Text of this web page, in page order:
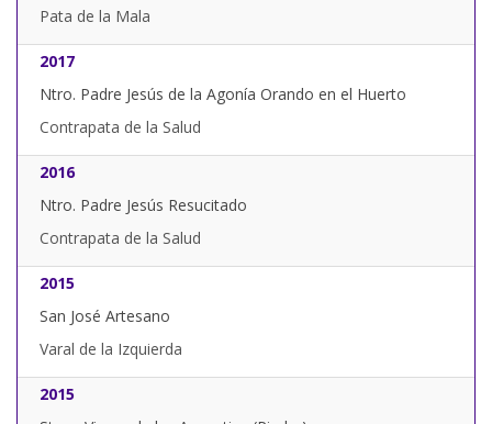
Pata de la Mala
2017
Ntro. Padre Jesús de la Agonía Orando en el Huerto
Contrapata de la Salud
2016
Ntro. Padre Jesús Resucitado
Contrapata de la Salud
2015
San José Artesano
Varal de la Izquierda
2015